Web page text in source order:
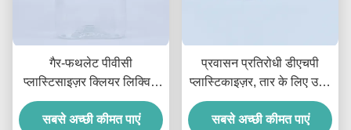
गैर-फथलेट पीवीसी
प्लास्टिसाइज़र क्लियर लिक्विड
डीओटीपी प्लास्टिसाइज़र
99.5% खिलौनों और तारों के
सबसे अच्छी कीमत पाएं
प्रवासन प्रतिरोधी डीएचपी
प्लास्टिकाइज़र, तार के लिए उच्च
मौसम क्षमता और स्थिरता
सबसे अच्छी कीमत पाएं